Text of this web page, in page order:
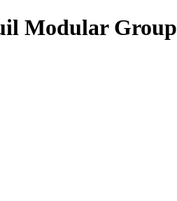
Modular Group